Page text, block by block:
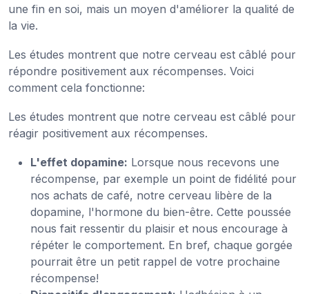
une fin en soi, mais un moyen d'améliorer la qualité de
la vie.
Les études montrent que notre cerveau est câblé pour
répondre positivement aux récompenses. Voici
comment cela fonctionne:
Les études montrent que notre cerveau est câblé pour
réagir positivement aux récompenses.
L'effet dopamine: Lorsque nous recevons une
récompense, par exemple un point de fidélité pour
nos achats de café, notre cerveau libère de la
dopamine, l'hormone du bien-être. Cette poussée
nous fait ressentir du plaisir et nous encourage à
répéter le comportement. En bref, chaque gorgée
pourrait être un petit rappel de votre prochaine
récompense!